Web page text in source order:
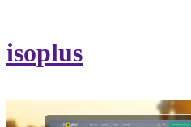
isoplus